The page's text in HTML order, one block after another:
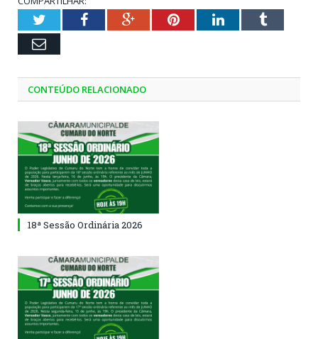
TwitterFacebookGoogle+PinterestLinkedInTumblr
Email
CONTEÚDO RELACIONADO
18ª Sessão Ordinária 2026